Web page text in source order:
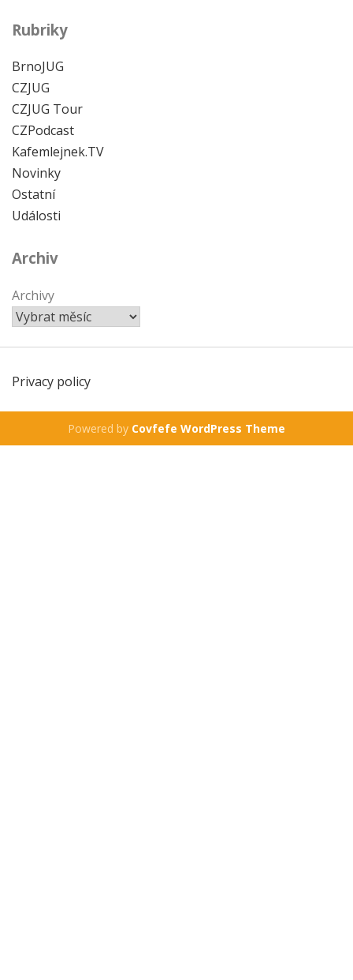
Rubriky
BrnoJUG
CZJUG
CZJUG Tour
CZPodcast
Kafemlejnek.TV
Novinky
Ostatní
Události
Archiv
Archivy
Privacy policy
Powered by Covfefe WordPress Theme